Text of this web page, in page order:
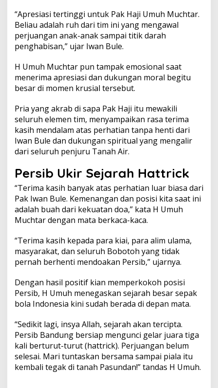
“Apresiasi tertinggi untuk Pak Haji Umuh Muchtar.
Beliau adalah ruh dari tim ini yang mengawal
perjuangan anak-anak sampai titik darah
penghabisan,” ujar Iwan Bule.
H Umuh Muchtar pun tampak emosional saat
menerima apresiasi dan dukungan moral begitu
besar di momen krusial tersebut.
Pria yang akrab di sapa Pak Haji itu mewakili
seluruh elemen tim, menyampaikan rasa terima
kasih mendalam atas perhatian tanpa henti dari
Iwan Bule dan dukungan spiritual yang mengalir
dari seluruh penjuru Tanah Air.
Persib Ukir Sejarah Hattrick
“Terima kasih banyak atas perhatian luar biasa dari
Pak Iwan Bule. Kemenangan dan posisi kita saat ini
adalah buah dari kekuatan doa,” kata H Umuh
Muchtar dengan mata berkaca-kaca.
“Terima kasih kepada para kiai, para alim ulama,
masyarakat, dan seluruh Bobotoh yang tidak
pernah berhenti mendoakan Persib,” ujarnya.
Dengan hasil positif kian memperkokoh posisi
Persib, H Umuh menegaskan sejarah besar sepak
bola Indonesia kini sudah berada di depan mata.
“Sedikit lagi, insya Allah, sejarah akan tercipta.
Persib Bandung bersiap mengunci gelar juara tiga
kali berturut-turut (hattrick). Perjuangan belum
selesai. Mari tuntaskan bersama sampai piala itu
kembali tegak di tanah Pasundan!” tandas H Umuh.